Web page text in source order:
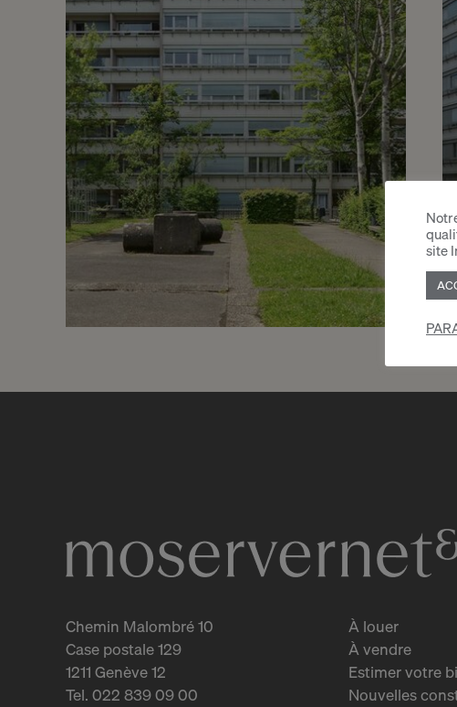
Chemin Malombré 10
Case postale 129
1211 Genève 12
Tel. 022 839 09 00
À louer
À vendre
Estimer votre
Nouvelles
site